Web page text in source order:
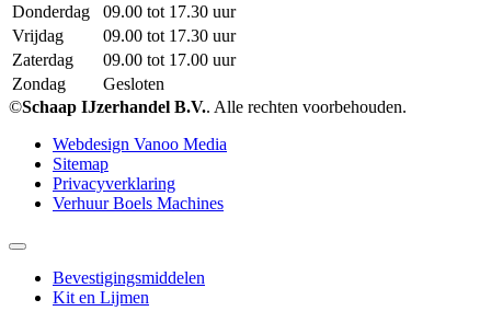
Donderdag
09.00 tot 17.30 uur
Vrijdag
09.00 tot 17.30 uur
Zaterdag
09.00 tot 17.00 uur
Zondag
Gesloten
©Schaap IJzerhandel B.V.. Alle rechten voorbehouden.
Webdesign Vanoo Media
Sitemap
Privacyverklaring
Verhuur Boels Machines
Bevestigingsmiddelen
Kit en Lijmen